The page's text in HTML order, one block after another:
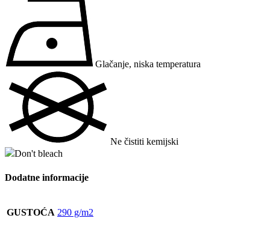
Glačanje, niska temperatura
Ne čistiti kemijski
Don't bleach
Dodatne informacije
GUSTOĆA 290 g/m2